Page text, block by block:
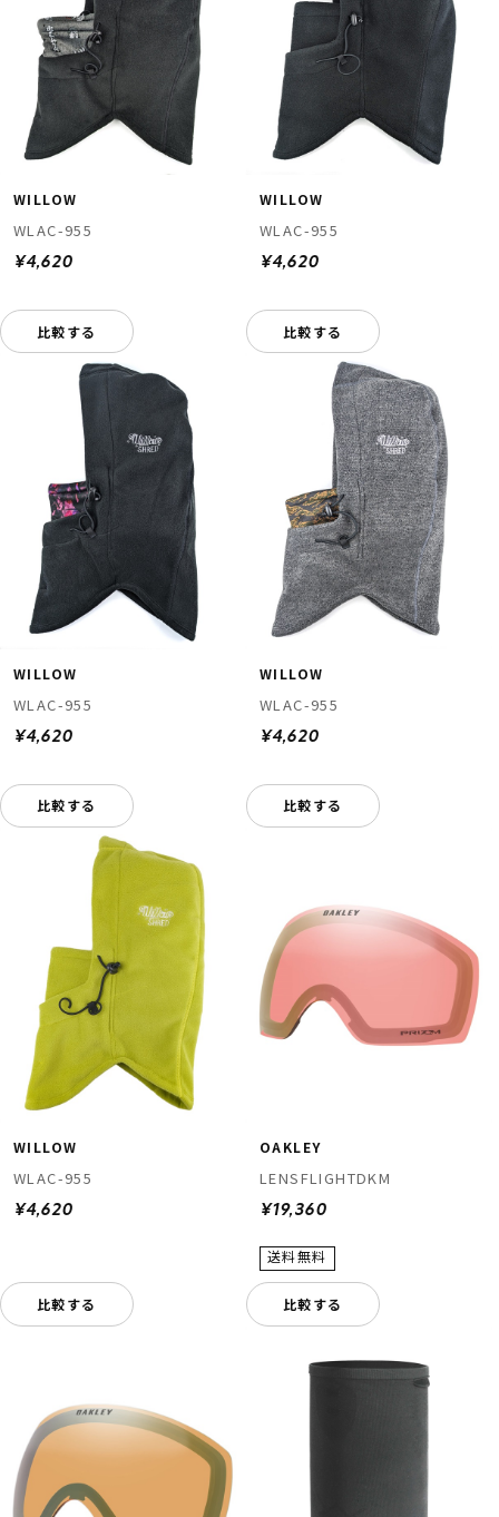
WILLOW
WLAC-955
¥4,620
比較する
WILLOW
WLAC-955
¥4,620
比較する
WILLOW
WLAC-955
¥4,620
比較する
WILLOW
WLAC-955
¥4,620
比較する
WILLOW
WLAC-955
¥4,620
比較する
OAKLEY
LENSFLIGHTDKM
¥19,360
比較する